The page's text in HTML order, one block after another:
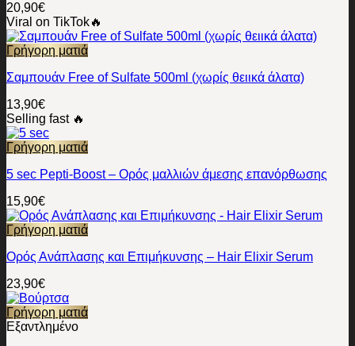
20,90€
Viral on TikTok🔥
Γρήγορη ματιά
Σαμπουάν Free of Sulfate 500ml (χωρίς θειικά άλατα)
13,90€
Selling fast 🔥
Γρήγορη ματιά
5 sec Pepti-Boost – Ορός μαλλιών άμεσης επανόρθωσης
15,90€
Γρήγορη ματιά
Ορός Ανάπλασης και Επιμήκυνσης – Hair Elixir Serum
23,90€
Γρήγορη ματιά
Εξαντλημένο